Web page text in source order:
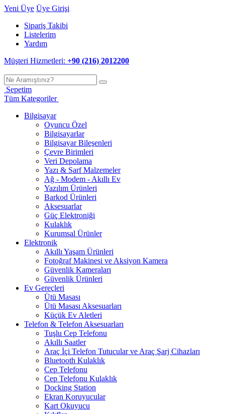
Yeni Üye Üye Girişi
Sipariş Takibi
Listelerim
Yardım
Müşteri Hizmetleri: +90 (216) 2012200
Sepetim
Tüm Kategoriler
Bilgisayar
Oyuncu Özel
Bilgisayarlar
Bilgisayar Bileşenleri
Çevre Birimleri
Veri Depolama
Yazı & Sarf Malzemeler
Ağ - Modem - Akıllı Ev
Yazılım Ürünleri
Barkod Ürünleri
Aksesuarlar
Güç Elektroniği
Kulaklık
Kurumsal Ürünler
Elektronik
Akıllı Yaşam Ürünleri
Fotoğraf Makinesi ve Aksiyon Kamera
Güvenlik Kameraları
Güvenlik Ürünleri
Ev Gereçleri
Ütü Masası
Ütü Masası Aksesuarları
Küçük Ev Aletleri
Telefon & Telefon Aksesuarları
Tuşlu Cep Telefonu
Akıllı Saatler
Araç İçi Telefon Tutucular ve Araç Şarj Cihazları
Bluetooth Kulaklık
Cep Telefonu
Cep Telefonu Kulaklık
Docking Station
Ekran Koruyucular
Kart Okuyucu